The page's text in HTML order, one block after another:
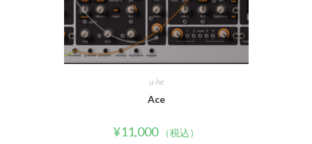
u-he
Ace
¥11,000 （税込）